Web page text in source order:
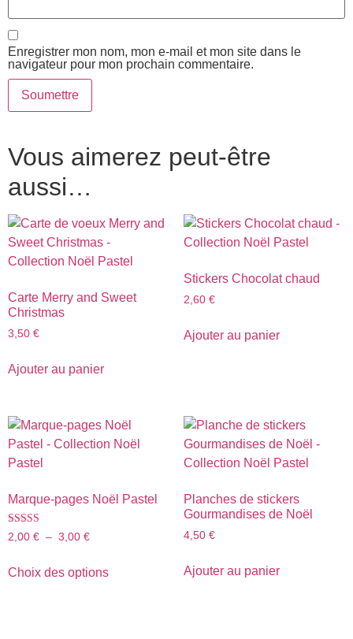
Enregistrer mon nom, mon e-mail et mon site dans le
navigateur pour mon prochain commentaire.
Vous aimerez peut-être
aussi…
Carte Merry and Sweet
Christmas
3,50 €
Ajouter au panier
Stickers Chocolat chaud
2,60 €
Ajouter au panier
Marque-pages Noël Pastel
Note
5.00
2,00 € – 3,00 €
Choix des options
Planches de stickers
Gourmandises de Noël
4,50 €
Ajouter au panier